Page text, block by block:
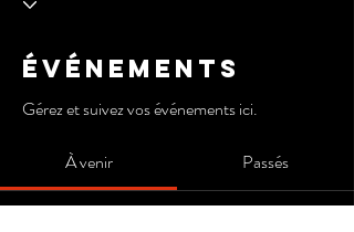
Événements
Gérez et suivez vos événements ici.
À venir Passés